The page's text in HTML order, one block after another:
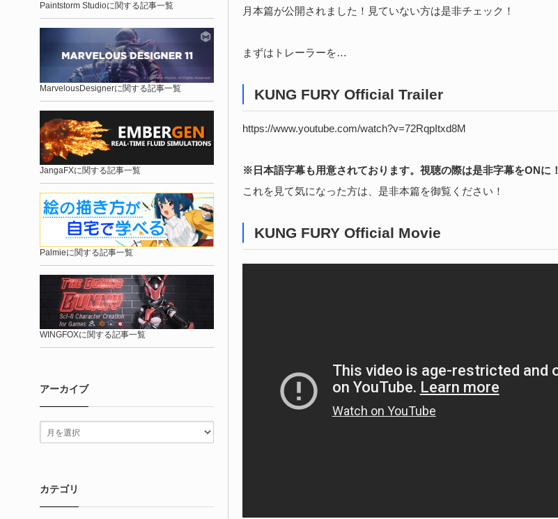
月本篇が公開されました！見ていない方は是非チェック！
まずはトレーラーを…
KUNG FURY Official Trailer
https://www.youtube.com/watch?v=72RqpItxd8M
※日本語字幕も用意されております。視聴の際は是非字幕をONに！
これを見て気になった方は、是非本篇を御覧ください！
KUNG FURY Official Movie
Paintstorm Studioに関する記事一覧
MarvelousDesignerに関する記事一覧
JangaFXに関する記事一覧
Palmieに関する記事一覧
WINGFOXに関する記事一覧
アーカイブ
カテゴリ